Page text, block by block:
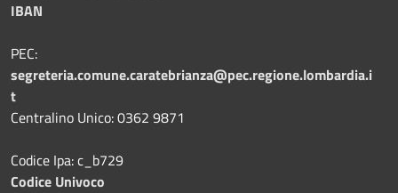
IBAN
PEC:
segreteria.comune.caratebrianza@pec.regione.lombardia.i
t
Centralino Unico: 0362 9871
Codice Ipa: c_b729
Codice Univoco